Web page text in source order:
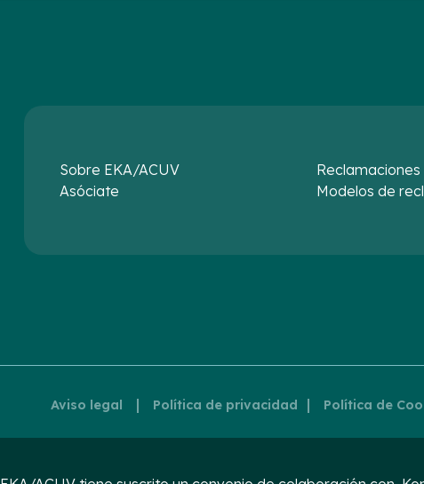
Sobre EKA/ACUV
Asóciate
Reclamaciones
Modelos de
Aviso legal | Política de privacidad | Política de